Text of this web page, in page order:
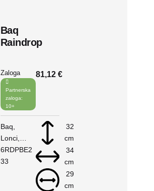
Baq
Raindrop
Zaloga
Partnerska
zaloga:
10+
81,12 €
Baq
Lonci
Raindrop
6RDPBE2
33
32
cm
34
cm
29
cm
V košarico